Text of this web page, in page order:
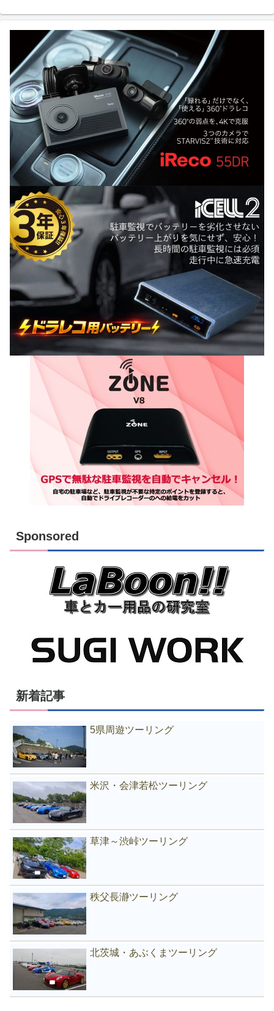
Sponsored
新着記事
5県周遊ツーリング
米沢・会津若松ツーリング
草津～渋峠ツーリング
秩父長瀞ツーリング
北茨城・あぶくまツーリング